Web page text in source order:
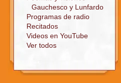
Gauchesco y Lunfardo
Programas de radio
Recitados
Videos en YouTube
Ver todos